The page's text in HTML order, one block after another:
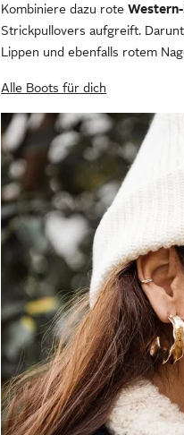
Kombiniere dazu rote
Strickpullovers aufgreift.
Lippen und ebenfalls rotem
Alle Boots für dich